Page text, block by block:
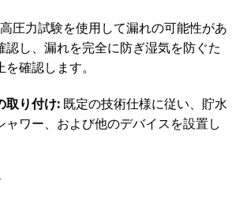
圧力試験を使用して漏れの可能性があ
認し、漏れを完全に防ぎ湿気を防ぐた
確認します。
取り付け:既定の技術仕様に従い、貯水
ャワー、および他のデバイスを設置し